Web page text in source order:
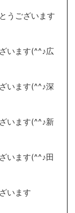
うございます
います(^^♪広
います(^^♪深
います(^^♪新
います(^^♪田
います